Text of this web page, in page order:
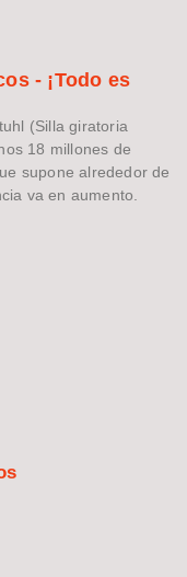
- ¡Todo es
(Silla giratoria
18 millones de
supone alrededor de
va en aumento.